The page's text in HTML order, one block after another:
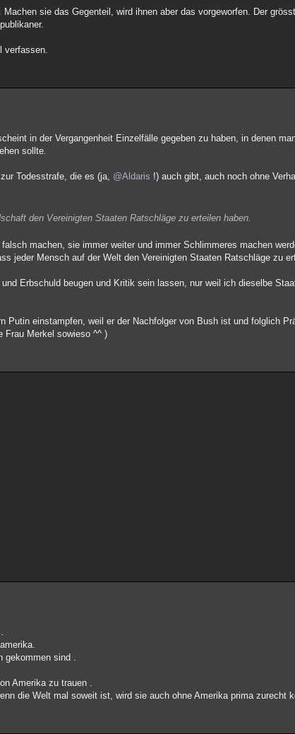
sie das Gegenteil, wird ihnen aber das vorgeworfen. Der
verfassen.
in der Vergangenheit Einzelfälle gegeben zu haben, in denen
sollte.
Todesstrafe, die es (ja, @Aldaris !) auch gibt, auch noch ohne
den Vereinigten Staaten Ratschläge zu erteilen haben.
machen, sie immer weiter und immer Schlimmeres machen
jeder Mensch auf der Welt den Vereinigten Staaten Ratschläge zu
Erbschuld beugen und Kritik sein lassen, nur weil ich dieselbe
Putin einstampfen, weil er der Nachfolger von Bush ist und folglich
Frau Merkel sowieso ^^ )
gekommen sind .
Amerika zu trauen .
die Welt mal soweit ist, wird sie auch ohne Amerika prima zurecht